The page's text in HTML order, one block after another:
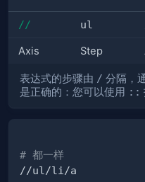
// ul
Axis Step
表达式的步骤由 / 分隔，
是正确的：您可以使用 ::
# 都一样